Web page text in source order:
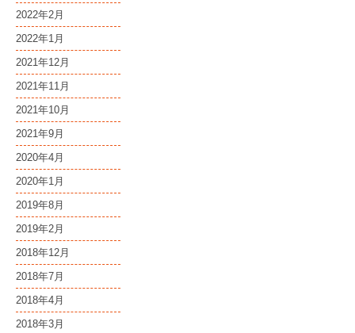
2022年2月
2022年1月
2021年12月
2021年11月
2021年10月
2021年9月
2020年4月
2020年1月
2019年8月
2019年2月
2018年12月
2018年7月
2018年4月
2018年3月